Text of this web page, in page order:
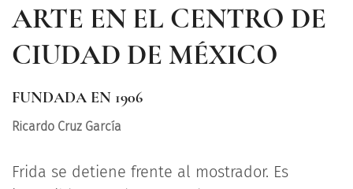
ARTE EN EL CENTRO DE
CIUDAD DE MÉXICO
FUNDADA EN 1906
Ricardo Cruz García
Frida se detiene frente al mostrador. Es